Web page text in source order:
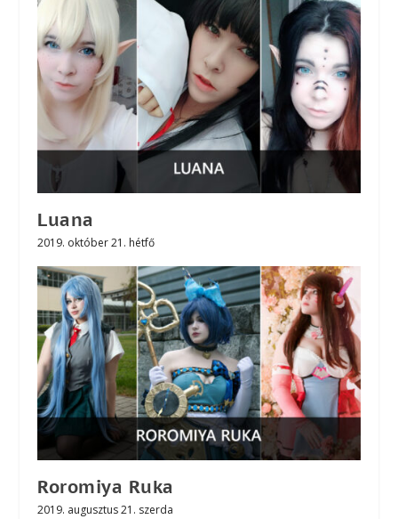
Luana
2019. október 21. hétfő
Roromiya Ruka
2019. augusztus 21. szerda